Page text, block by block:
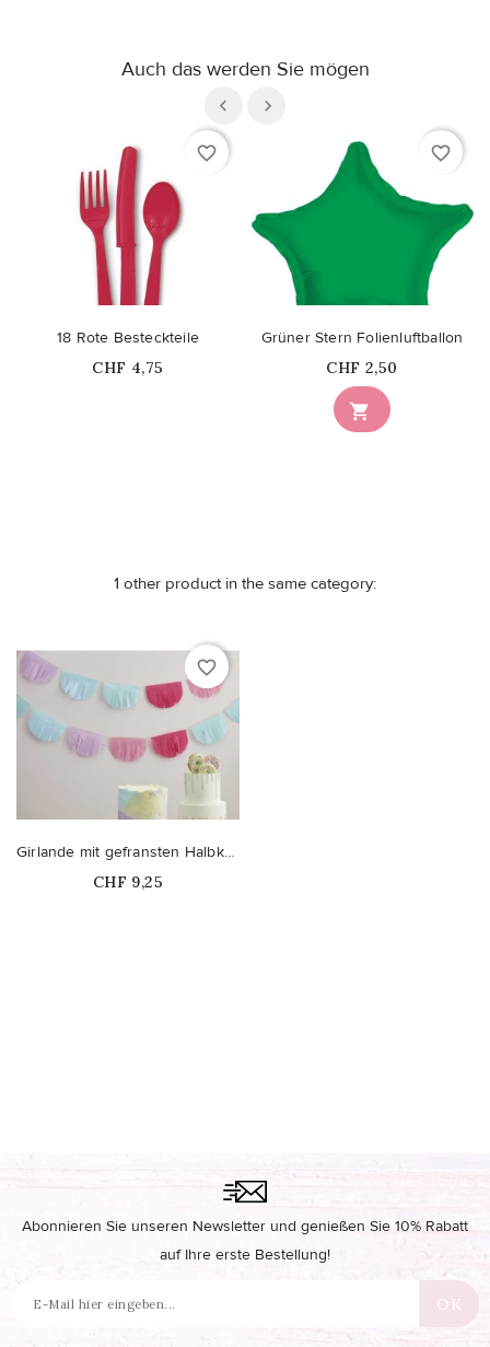
Auch das werden Sie mögen
favorite_border
18 Rote Besteckteile
Price
CHF 4,75
favorite_border

Grüner Stern Folienluftballon
Price
CHF 2,50
1 other product in the same category:
favorite_border
Girlande mit gefransten Halbkreisen Pastel
Price
CHF 9,25
Abonnieren Sie unseren Newsletter und genießen Sie 10% Rabatt
auf Ihre erste Bestellung!